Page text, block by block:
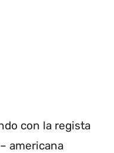
con la regista
americana